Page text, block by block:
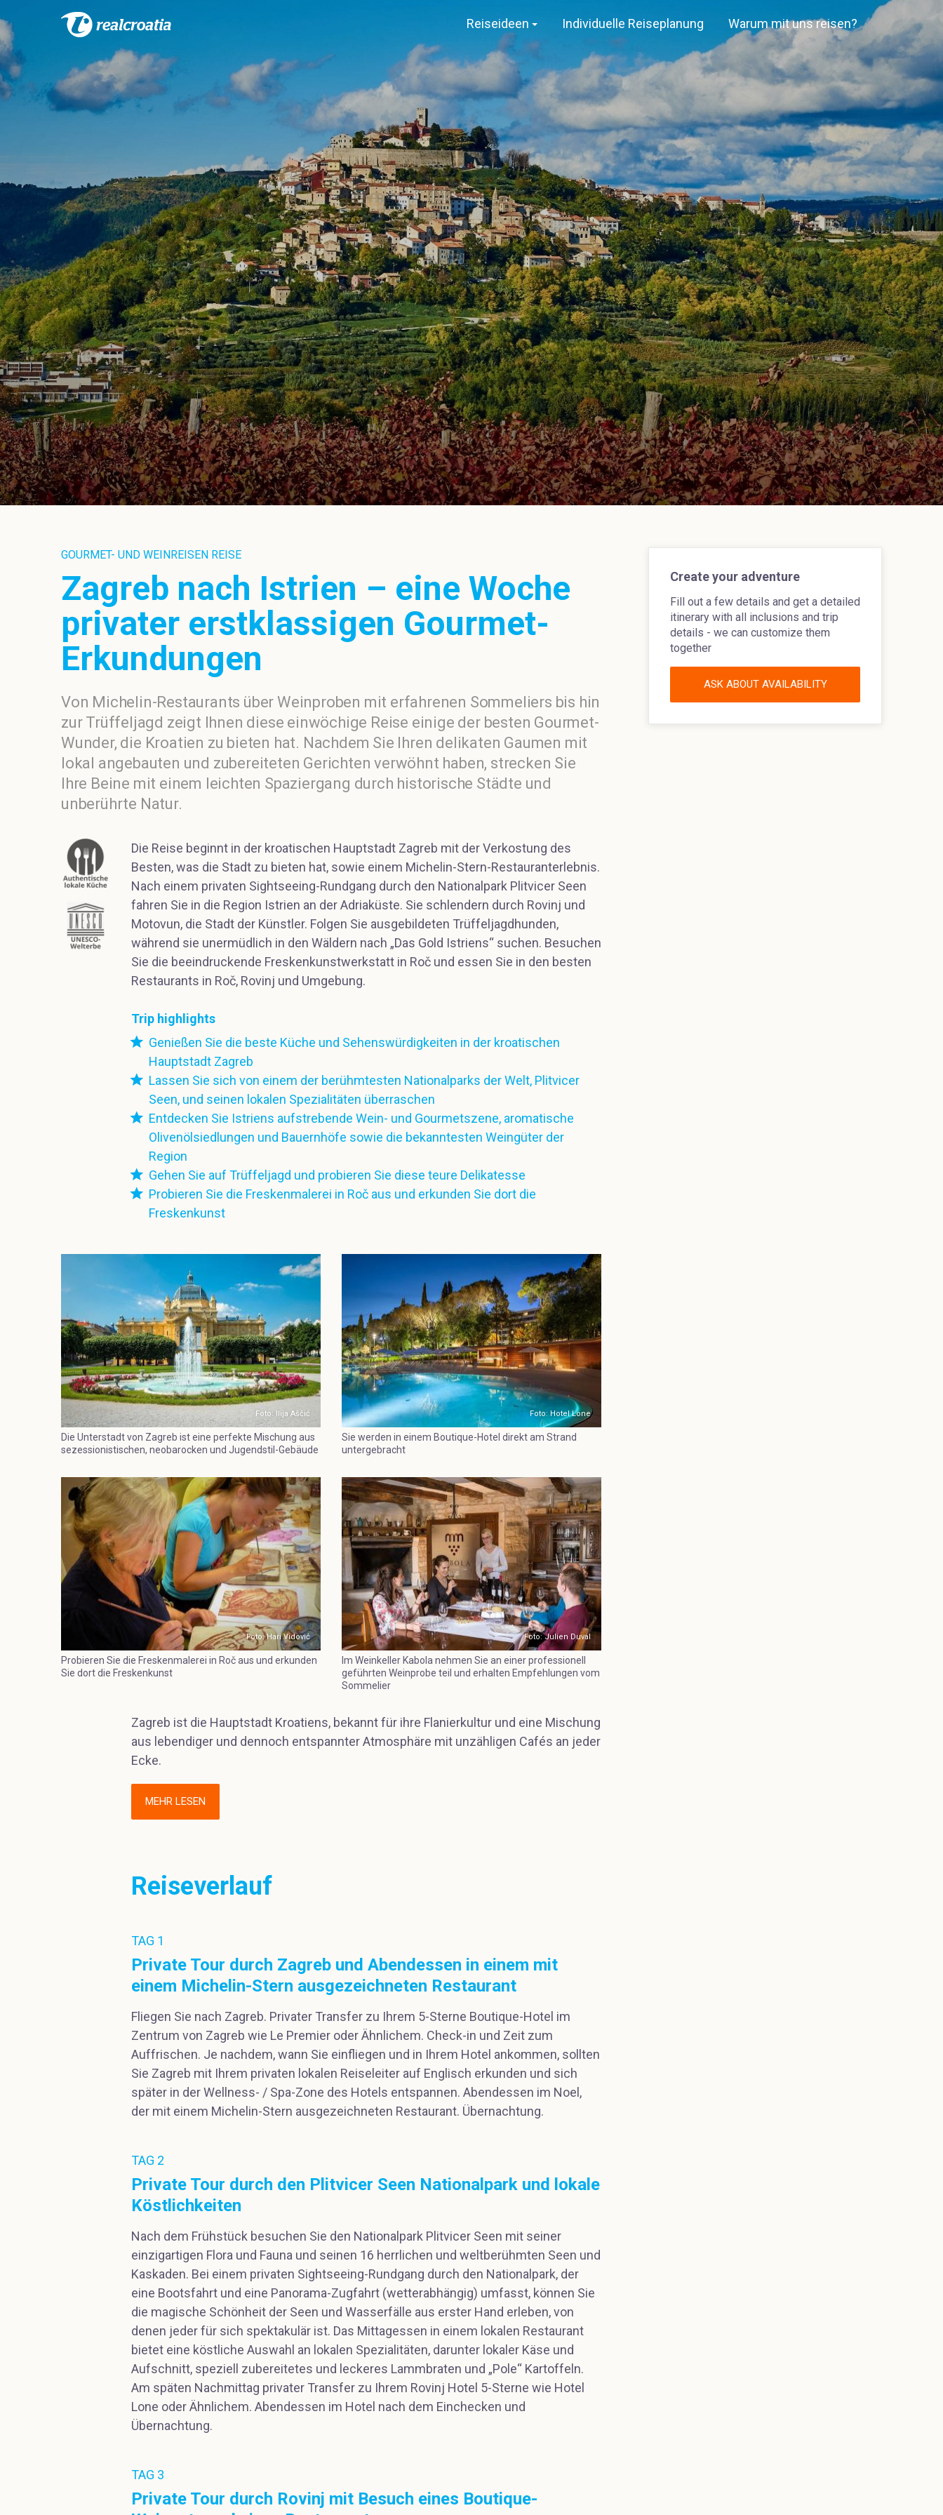
Reiseideen Individuelle Reiseplanung Warum mit uns reisen?
GOURMET- UND WEINREISEN REISE
Zagreb nach Istrien – eine Woche
privater erstklassigen Gourmet-
Erkundungen
Von Michelin-Restaurants über Weinproben mit erfahrenen Sommeliers bis hin
zur Trüffeljagd zeigt Ihnen diese einwöchige Reise einige der besten Gourmet-
Wunder, die Kroatien zu bieten hat. Nachdem Sie Ihren delikaten Gaumen mit
lokal angebauten und zubereiteten Gerichten verwöhnt haben, strecken Sie
Ihre Beine mit einem leichten Spaziergang durch historische Städte und
unberührte Natur.
Die Reise beginnt in der kroatischen Hauptstadt Zagreb mit der Verkostung des
Besten, was die Stadt zu bieten hat, sowie einem Michelin-Stern-Restauranterlebnis.
Nach einem privaten Sightseeing-Rundgang durch den Nationalpark Plitvicer Seen
fahren Sie in die Region Istrien an der Adriaküste. Sie schlendern durch Rovinj und
Motovun, die Stadt der Künstler. Folgen Sie ausgebildeten Trüffeljagdhunden,
während sie unermüdlich in den Wäldern nach „Das Gold Istriens“ suchen. Besuchen
Sie die beeindruckende Freskenkunstwerkstatt in Roč und essen Sie in den besten
Restaurants in Roč, Rovinj und Umgebung.
Trip highlights
Genießen Sie die beste Küche und Sehenswürdigkeiten in der kroatischen
Hauptstadt Zagreb
Lassen Sie sich von einem der berühmtesten Nationalparks der Welt, Plitvicer
Seen, und seinen lokalen Spezialitäten überraschen
Entdecken Sie Istriens aufstrebende Wein- und Gourmetszene, aromatische
Olivenölsiedlungen und Bauernhöfe sowie die bekanntesten Weingüter der
Region
Gehen Sie auf Trüffeljagd und probieren Sie diese teure Delikatesse
Probieren Sie die Freskenmalerei in Roč aus und erkunden Sie dort die
Freskenkunst
Create your adventure
Fill out a few details and get a detailed
itinerary with all inclusions and trip
details - we can customize them
together
ASK ABOUT AVAILABILITY
Foto: Ilija Aščić
Die Unterstadt von Zagreb ist eine perfekte Mischung aus
sezessionistischen, neobarocken und Jugendstil-Gebäude
Foto: Hotel Lone
Sie werden in einem Boutique-Hotel direkt am Strand
untergebracht
Foto: Hari Vidović
Probieren Sie die Freskenmalerei in Roč aus und erkunden
Sie dort die Freskenkunst
Foto: Julien Duval
Im Weinkeller Kabola nehmen Sie an einer professionell
geführten Weinprobe teil und erhalten Empfehlungen vom
Sommelier
Zagreb ist die Hauptstadt Kroatiens, bekannt für ihre Flanierkultur und eine Mischung
aus lebendiger und dennoch entspannter Atmosphäre mit unzähligen Cafés an jeder
Ecke.
MEHR LESEN
Reiseverlauf
TAG 1
Private Tour durch Zagreb und Abendessen in einem mit
einem Michelin-Stern ausgezeichneten Restaurant
Fliegen Sie nach Zagreb. Privater Transfer zu Ihrem 5-Sterne Boutique-Hotel im
Zentrum von Zagreb wie Le Premier oder Ähnlichem. Check-in und Zeit zum
Auffrischen. Je nachdem, wann Sie einfliegen und in Ihrem Hotel ankommen, sollten
Sie Zagreb mit Ihrem privaten lokalen Reiseleiter auf Englisch erkunden und sich
später in der Wellness- / Spa-Zone des Hotels entspannen. Abendessen im Noel,
der mit einem Michelin-Stern ausgezeichneten Restaurant. Übernachtung.
TAG 2
Private Tour durch den Plitvicer Seen Nationalpark und lokale
Köstlichkeiten
Nach dem Frühstück besuchen Sie den Nationalpark Plitvicer Seen mit seiner
einzigartigen Flora und Fauna und seinen 16 herrlichen und weltberühmten Seen und
Kaskaden. Bei einem privaten Sightseeing-Rundgang durch den Nationalpark, der
eine Bootsfahrt und eine Panorama-Zugfahrt (wetterabhängig) umfasst, können Sie
die magische Schönheit der Seen und Wasserfälle aus erster Hand erleben, von
denen jeder für sich spektakulär ist. Das Mittagessen in einem lokalen Restaurant
bietet eine köstliche Auswahl an lokalen Spezialitäten, darunter lokaler Käse und
Aufschnitt, speziell zubereitetes und leckeres Lammbraten und „Pole“ Kartoffeln.
Am späten Nachmittag privater Transfer zu Ihrem Rovinj Hotel 5-Sterne wie Hotel
Lone oder Ähnlichem. Abendessen im Hotel nach dem Einchecken und
Übernachtung.
TAG 3
Private Tour durch Rovinj mit Besuch eines Boutique-